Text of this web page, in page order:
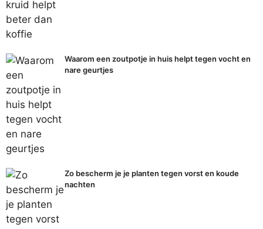
Waarom een zoutpotje in huis helpt tegen vocht en
nare geurtjes
Zo bescherm je je planten tegen vorst en koude
nachten